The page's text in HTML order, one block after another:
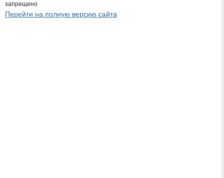
запрещено
Перейти на полную версию сайта